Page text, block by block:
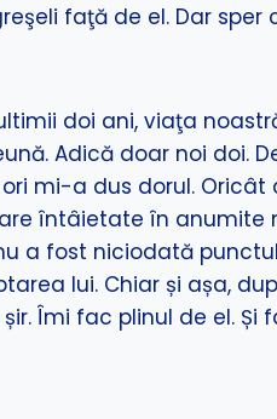
faţă de el. Dar sper
doi ani, viaţa
Adică doar noi doi.
mi-a dus dorul. Oricât
întâietate în anumite
a fost niciodată
lui. Chiar și așa,
Îmi fac plinul de el. Și